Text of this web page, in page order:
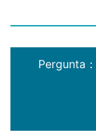
Pergunta ：